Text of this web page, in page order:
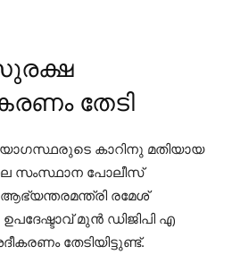
തേടി
കാറിനു മതിയായ
സംസ്ഥാന പോലീസ്
രമേശ്
മുന്‍ ഡിജിപി എ
തേടിയിട്ടുണ്ട്.